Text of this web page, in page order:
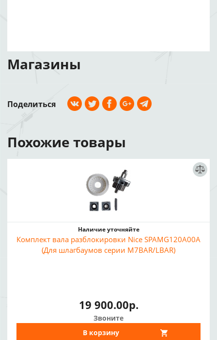
Магазины
Поделиться
Похожие товары
Наличие уточняйте
Комплект вала разблокировки Nice SPAMG120A00A
(Для шлагбаумов серии M7BAR/LBAR)
19 900.00р.
Звоните
В корзину